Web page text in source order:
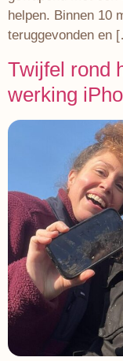
helpen. Binnen 10
teruggevonden en
Twijfel rond
werking